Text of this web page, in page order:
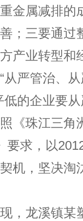
金属减排的
；三要通过
产业转型和
从严管治、
低的企业要
《珠江三角
要求，以
机，坚决淘
龙溪镇某